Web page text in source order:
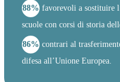
88% favorevoli a sostituire
scuole con corsi di storia
86% contrari al
difesa all’Unione Europea.